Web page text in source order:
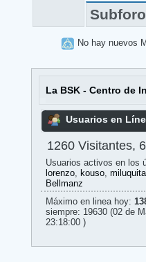
No hay nuevos
La BSK - Centro de
Usuarios en
1260 Visitantes,
Usuarios activos en los
lorenzo, kouso,
Bellmanz
Máximo en linea hoy:
siempre: 19630 (02 de
23:18:00 )